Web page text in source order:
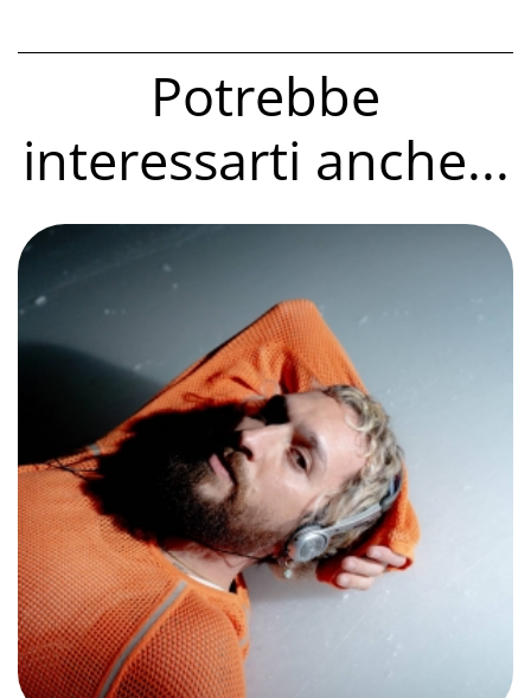
Potrebbe
interessarti anche...